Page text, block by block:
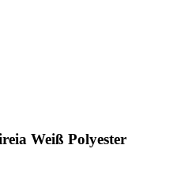
Weiß Polyester